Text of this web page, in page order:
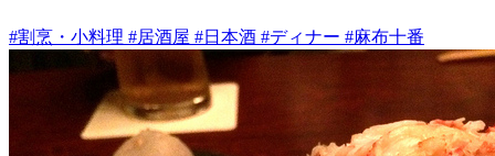
#割烹・小料理 #居酒屋 #日本酒 #ディナー #麻布十番